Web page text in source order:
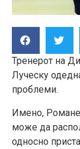
Тренерот на
Луческу
проблеми.
Имено,
може да
односно